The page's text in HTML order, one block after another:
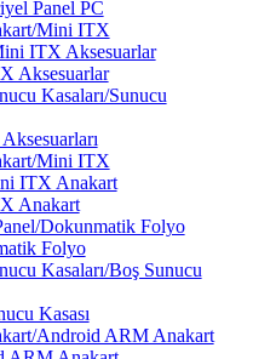
Panel PC
Mini ITX
ITX Aksesuarlar
Aksesuarlar
Kasaları/Sunucu
Mini ITX
ITX Anakart
Anakart
Dokunmatik Folyo
Folyo
Kasaları/Boş Sunucu
Kasası
Android ARM Anakart